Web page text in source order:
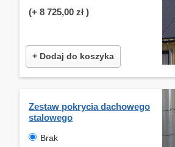
(+ 8 725,00 zł )
+ Dodaj do koszyka
Zestaw pokrycia dachowego
stalowego
Brak